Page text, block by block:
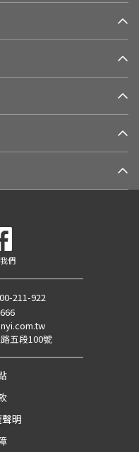
們
211-922
五段100號
明